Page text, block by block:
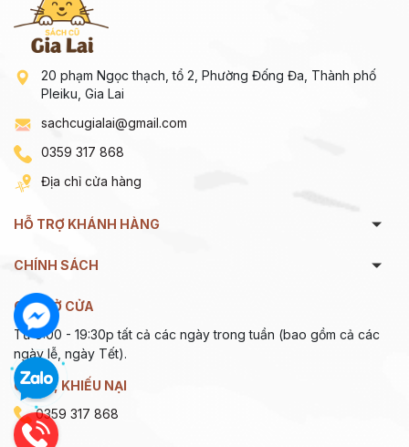
20 phạm Ngọc thạch, tổ 2, Phường Đống Đa, Thành phố
Pleiku, Gia Lai
sachcugialai@gmail.com
0359 317 868
Địa chỉ cửa hàng
HỖ TRỢ KHÁNH HÀNG
CHÍNH SÁCH
GIỜ MỞ CỬA
Từ 9:00 - 19:30p tất cả các ngày trong tuần (bao gồm cả các
ngày lễ, ngày Tết).
GÓP Ý, KHIẾU NẠI
0359 317 868